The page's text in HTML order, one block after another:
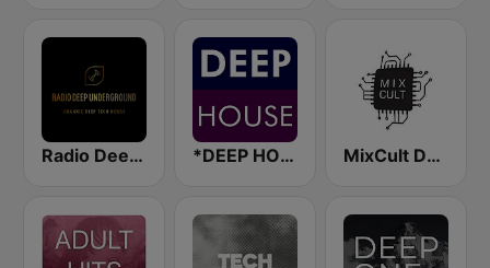
Radio Deep Underground *DEEP HOUSE MixCult Deep Techno Radio